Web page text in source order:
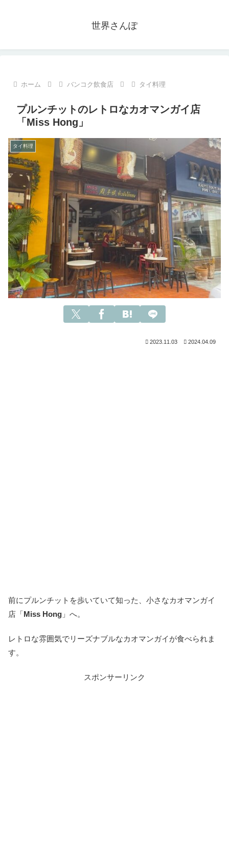
世界さんぽ
ホーム バンコク飲食店 タイ料理
プルンチットのレトロなカオマンガイ店
「Miss Hong」
タイ料理
2023.11.03 2024.04.09
前にプルンチットを歩いていて知った、小さなカオマンガイ
店「Miss Hong 」へ。
レトロな雰囲気でリーズナブルなカオマンガイが食べられま
す。
スポンサーリンク